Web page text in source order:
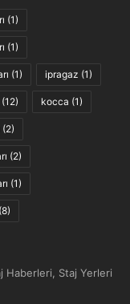
(1)
(1)
(1) ipragaz (1)
(12) kocca (1)
(2)
(2)
(1)
(8)
Haberleri, Staj Yerleri